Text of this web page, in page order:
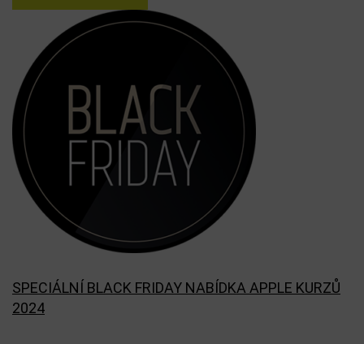
SPECIÁLNÍ BLACK FRIDAY NABÍDKA APPLE KURZŮ
2024